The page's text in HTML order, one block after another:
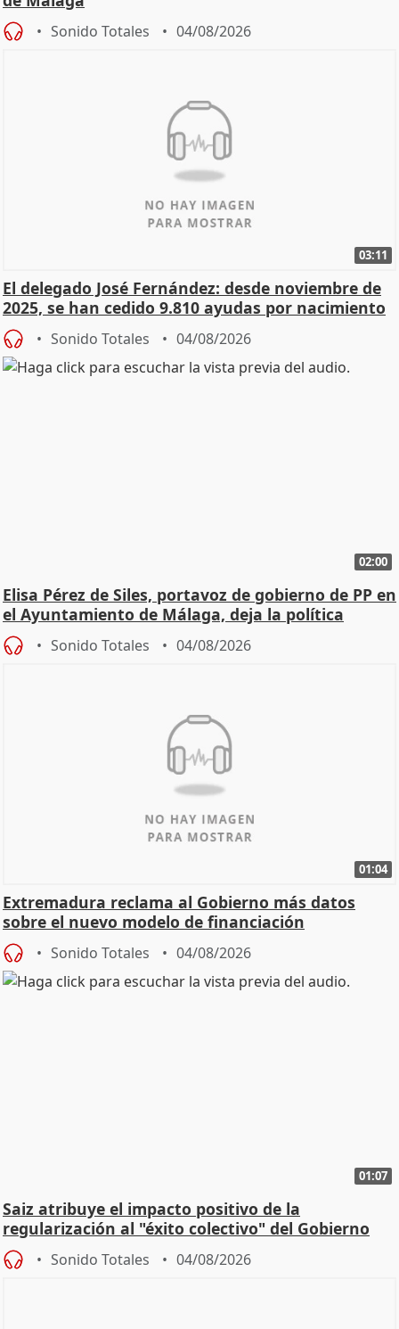
Sonido Totales 04/08/2026
03:11
El delegado José Fernández: desde noviembre de
2025, se han cedido 9.810 ayudas por nacimiento
Sonido Totales 04/08/2026
02:00
Elisa Pérez de Siles, portavoz de gobierno de PP en
el Ayuntamiento de Málaga, deja la política
Sonido Totales 04/08/2026
01:04
Extremadura reclama al Gobierno más datos
sobre el nuevo modelo de financiación
Sonido Totales 04/08/2026
01:07
Saiz atribuye el impacto positivo de la
regularización al "éxito colectivo" del Gobierno
Sonido Totales 04/08/2026